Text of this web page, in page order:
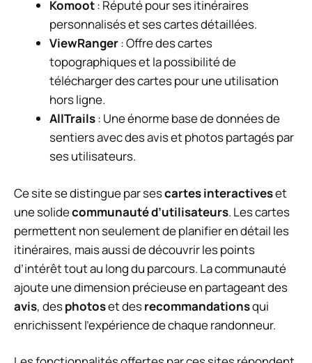
Komoot: Réputé pour ses itinéraires
personnalisés et ses cartes détaillées.
ViewRanger: Offre des cartes
topographiques et la possibilité de
télécharger des cartes pour une utilisation
hors ligne.
AllTrails: Une énorme base de données de
sentiers avec des avis et photos partagés par
ses utilisateurs.
Ce site se distingue par sescartes interactiveset
une solidecommunauté d’utilisateurs. Les cartes
permettent non seulement de planifier en détail les
itinéraires, mais aussi de découvrir les points
d’intérêt tout au long du parcours. La communauté
ajoute une dimension précieuse en partageant des
avis, desphotoset desrecommandationsqui
enrichissent l’expérience de chaque randonneur.